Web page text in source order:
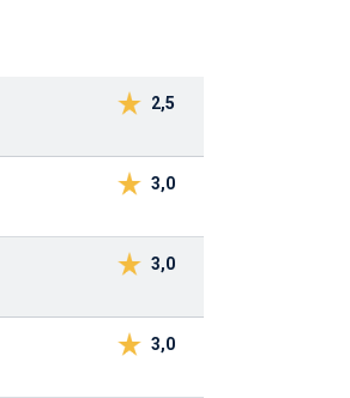
2,5
3,0
3,0
3,0